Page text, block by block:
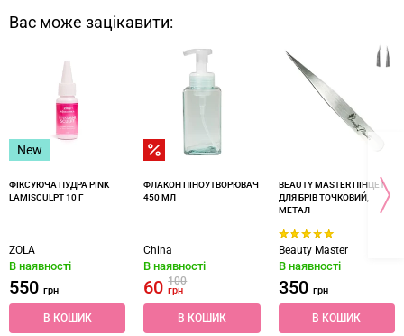
Вас може зацікавити:
New
ФІКСУЮЧА ПУДРА PINK
LAMISCULPT 10 Г
ZOLA
В наявності
550 грн
В КОШИК
ФЛАКОН ПІНОУТВОРЮВАЧ
450 МЛ
China
В наявності
60100
грн
В КОШИК
BEAUTY MASTER ПІНЦЕТ
ДЛЯ БРІВ ТОЧКОВИЙ,
МЕТАЛ
Beauty Master
В наявності
350 грн
В КОШИК